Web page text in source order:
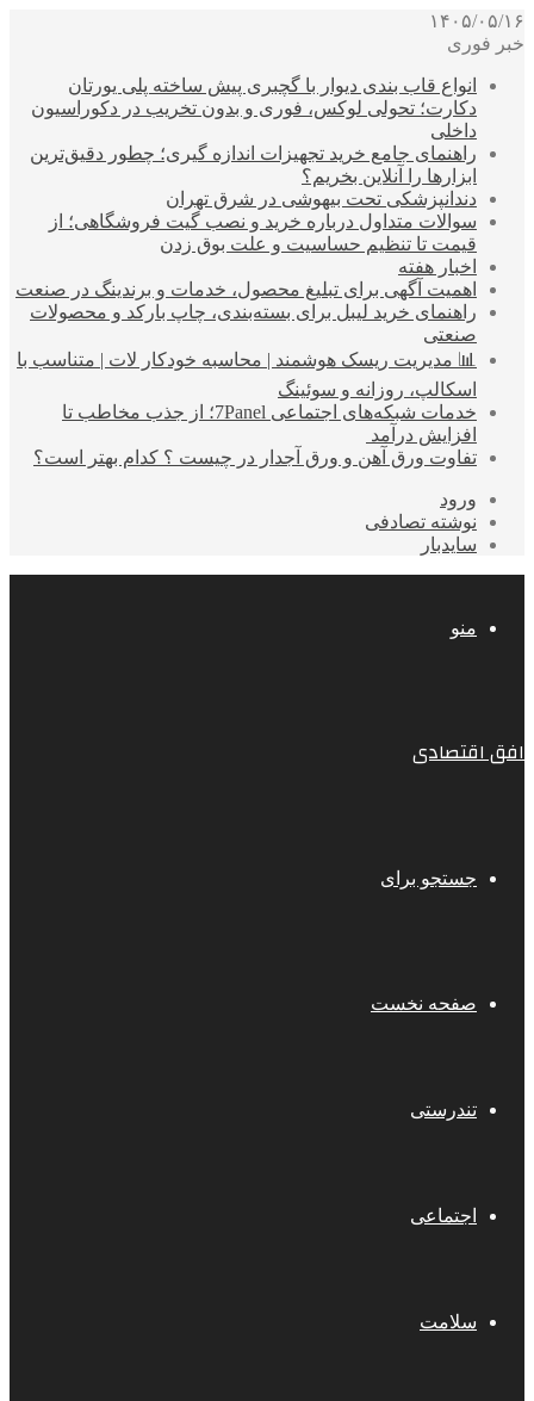
۱۴۰۵/۰۵/۱۶
خبر فوری
انواع قاب بندی دیوار با گچبری پیش ساخته پلی یورتان
دکارت؛ تحولی لوکس، فوری و بدون تخریب در دکوراسیون
داخلی
راهنمای جامع خرید تجهیزات اندازه گیری؛ چطور دقیق‌ترین
ابزارها را آنلاین بخریم؟
دندانپزشکی تحت بیهوشی در شرق تهران
سوالات متداول درباره خرید و نصب گیت فروشگاهی؛ از
قیمت تا تنظیم حساسیت و علت بوق زدن
اخبار هفته
اهمیت آگهی برای تبلیغ محصول، خدمات و برندینگ در صنعت
راهنمای خرید لیبل برای بسته‌بندی، چاپ بارکد و محصولات
صنعتی
📊 مدیریت ریسک هوشمند | محاسبه خودکار لات | متناسب با
اسکالپ، روزانه و سوئینگ
خدمات شبکه‌های اجتماعی 7Panel؛ از جذب مخاطب تا
افزایش درآمد
تفاوت ورق آهن و ورق آجدار در چیست ؟ کدام بهتر است؟
ورود
نوشته تصادفی
سایدبار
منو
افق اقتصادی
جستجو برای
صفحه نخست
تندرستی
اجتماعی
سلامت